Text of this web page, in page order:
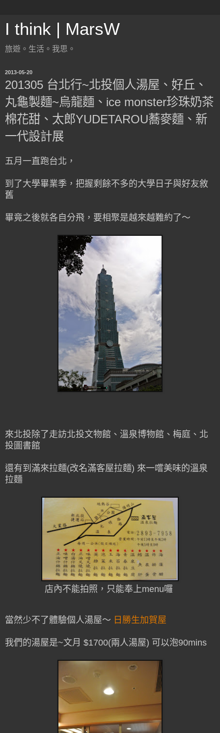
I think | MarsW
旅遊。生活。我思。
2013-05-20
201305 台北行~北投個人湯屋、好丘、
丸龜製麵~烏龍麵、ice monster珍珠奶茶
棉花甜、太郎YUDETAROU蕎麥麵、新
一代設計展
五月一直跑台北，
到了大學畢業季，把握剩餘不多的大學日子與好友敘
舊
畢竟之後就各自分飛，要相聚是越來越難約了～
來北投除了走訪北投文物館、溫泉博物館、梅庭、北
投圖書館
還有到滿來拉麵(改名滿客屋拉麵) 來一嚐美味的溫泉
拉麵
店內不能拍照，只能奉上menu囉
當然少不了體驗個人湯屋～ 日勝生加賀屋
我們的湯屋是~文月 $1700(兩人湯屋) 可以泡90mins